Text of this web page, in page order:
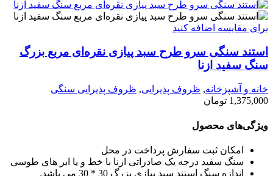
برای مقایسه اضافه کنید
استند سنگی سرو طرح سبد پیازی نقره‌ای مربع بزرگ
سنگ سفید ازنا
خانه و آشپزخانه, ظروف پذیرایی, ظروف پذیرایی سنگی
1,375,000 تومان
ویژگی‌های محصول
امکان ثبت سفارش پرداخت در محل
سنگ سفید درجه یک صادراتی ازنا با خط و یا ابر های طوسی
اندازه سنگ استند سبد پیازی بزرگ 30 * 30 می باشد.